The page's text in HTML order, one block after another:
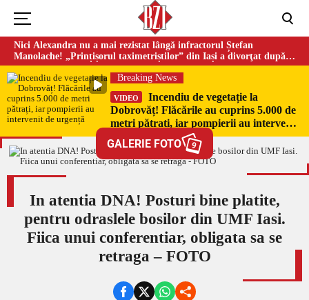
Nici Alexandra nu a mai rezistat lângă infractorul Ștefan
Manolache! „Prințișorul taximetriștilor” din Iași a divorţat după
doi ani de căsnicie
Breaking News
VIDEO
Incendiu de vegetație la
Dobrovăț! Flăcările au cuprins 5.000 de
metri pătrați, iar pompierii au intervenit
GALERIE FOTO 9
In atentia DNA! Posturi bine platite,
pentru odraslele bosilor din UMF Iasi.
Fiica unui conferentiar, obligata sa se
retraga – FOTO